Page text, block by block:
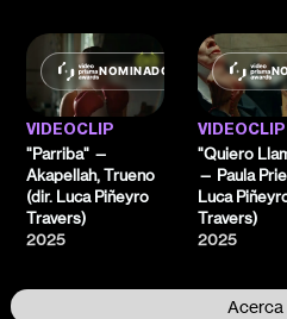
Acerca
NOMINADO
VIDEOCLIP
"Parriba" —
Akapellah, Trueno
(dir. Luca Piñeyro
Travers)
2025
VIDEOCLIP
"Quiero
— Paula
Luca
Travers)
2025